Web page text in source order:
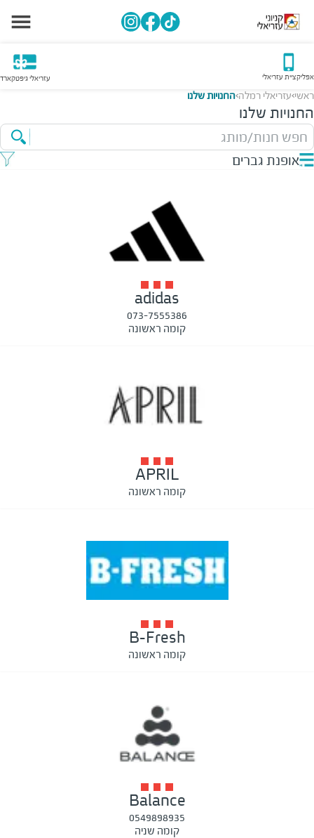
אפליקציית עזריאלי עזריאלי גיפטקארד
ראשי>עזריאלי רמלה>החנויות שלנו
החנויות שלנו
חפש חנות/מותג
אופנת גברים
adidas
073-7555386
קומה ראשונה
APRIL
קומה ראשונה
B-Fresh
קומה ראשונה
Balance
0549898935
קומה שניה